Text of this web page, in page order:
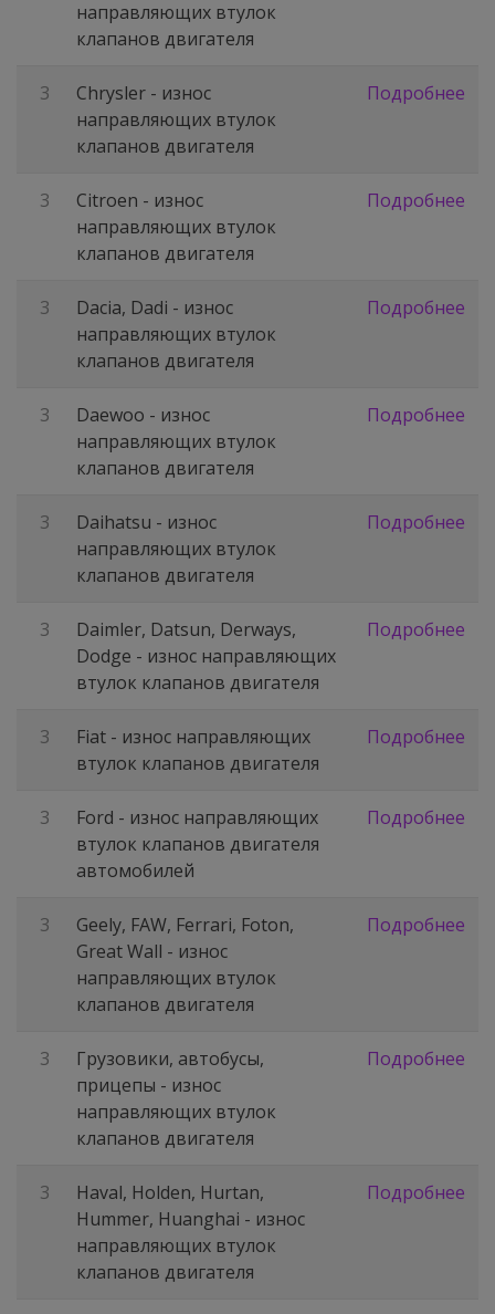
направляющих втулок
клапанов двигателя
3
Chrysler - износ
направляющих втулок
клапанов двигателя
Подробнее
3
Citroen - износ
направляющих втулок
клапанов двигателя
Подробнее
3
Dacia, Dadi - износ
направляющих втулок
клапанов двигателя
Подробнее
3
Daewoo - износ
направляющих втулок
клапанов двигателя
Подробнее
3
Daihatsu - износ
направляющих втулок
клапанов двигателя
Подробнее
3
Daimler, Datsun, Derways,
Dodge - износ направляющих
втулок клапанов двигателя
Подробнее
3
Fiat - износ направляющих
втулок клапанов двигателя
Подробнее
3
Ford - износ направляющих
втулок клапанов двигателя
автомобилей
Подробнее
3
Geely, FAW, Ferrari, Foton,
Great Wall - износ
направляющих втулок
клапанов двигателя
Подробнее
3
Грузовики, автобусы,
прицепы - износ
направляющих втулок
клапанов двигателя
Подробнее
3
Haval, Holden, Hurtan,
Hummer, Huanghai - износ
направляющих втулок
клапанов двигателя
Подробнее